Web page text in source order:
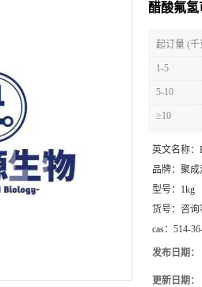
醋酸氟氢
起订量 (千
1-5
5-10
≥10
英文名称：
品牌： 聚成
型号： 1kg
货号： 咨询
cas： 514-
发布日期：
更新日期：